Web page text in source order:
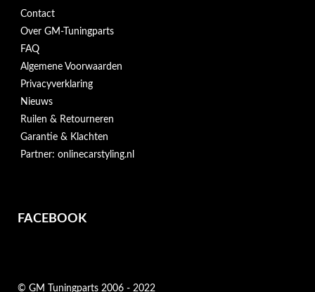
Contact
Over GM-Tuningparts
FAQ
Algemene Voorwaarden
Privacyverklaring
Nieuws
Ruilen & Retourneren
Garantie & Klachten
Partner: onlinecarstyling.nl
FACEBOOK
© GM Tuningparts 2006 - 2022